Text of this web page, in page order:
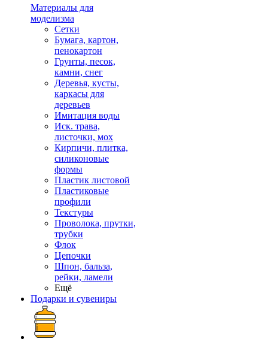
Материалы для
моделизма
Сетки
Бумага, картон,
пенокартон
Грунты, песок,
камни, снег
Деревья, кусты,
каркасы для
деревьев
Имитация воды
Иск. трава,
листочки, мох
Кирпичи, плитка,
силиконовые
формы
Пластик листовой
Пластиковые
профили
Текстуры
Проволока, прутки,
трубки
Флок
Цепочки
Шпон, бальза,
рейки, ламели
Ещё
Подарки и сувениры